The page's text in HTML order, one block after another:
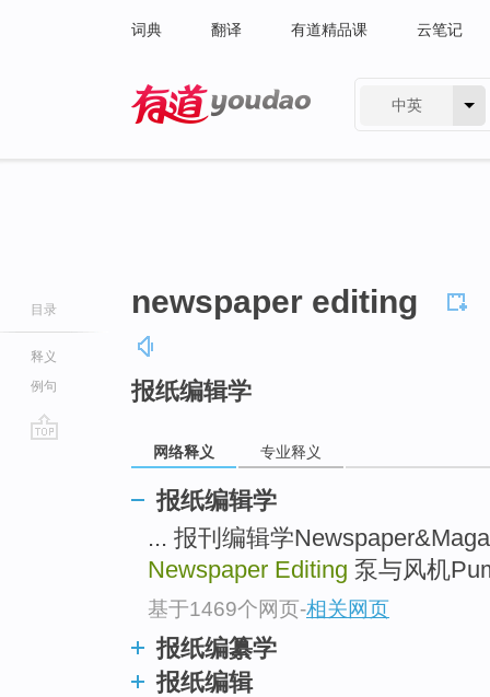
词典 翻译 有道精品课 云笔记
中英
目录
释义
例句
newspaper editing
报纸编辑学
网络释义 专业释义
报纸编辑学
... 报刊编辑学
Newspaper Editing 泵与风机
基于1469个网页-相关网页
报纸编纂学
报纸编辑